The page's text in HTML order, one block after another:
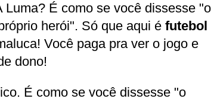
É como se você dissesse "o
herói". Só que aqui é futebol
Você paga pra ver o jogo e
dono!
É como se você dissesse "o